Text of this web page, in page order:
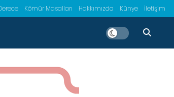
Kömür Masalları Hakkımızda Künye İletişim